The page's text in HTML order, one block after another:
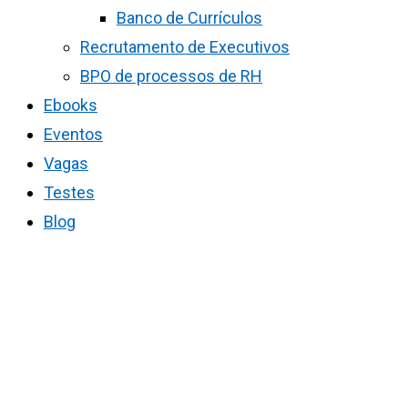
Banco de Currículos
Recrutamento de Executivos
BPO de processos de RH
Ebooks
Eventos
Vagas
Testes
Blog